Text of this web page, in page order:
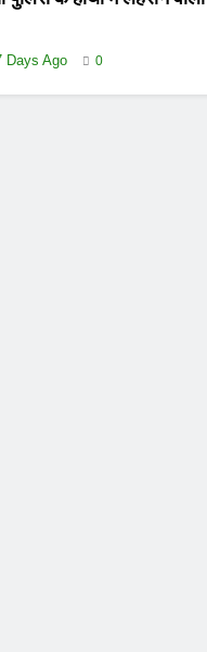
Days Ago 0